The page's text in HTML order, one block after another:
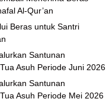
Al-Qur’an
Beras untuk Santri
Santunan
Asuh Periode Juni 2026
Santunan
Asuh Periode Mei 2026